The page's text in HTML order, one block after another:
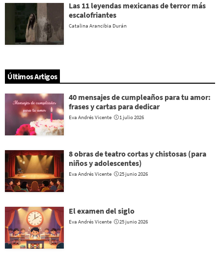
Las 11 leyendas mexicanas de terror más
escalofriantes
Catalina Arancibia Durán
Últimos Artigos
40 mensajes de cumpleaños para tu amor:
frases y cartas para dedicar
Eva Andrés Vicente 1 julio 2026
8 obras de teatro cortas y chistosas (para
niños y adolescentes)
Eva Andrés Vicente 25 junio 2026
El examen del siglo
Eva Andrés Vicente 25 junio 2026